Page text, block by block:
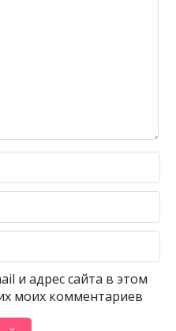
и адрес сайта в этом
моих комментариев